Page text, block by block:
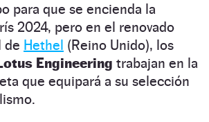
para que se encienda la
2024, pero en el renovado
de Hethel (Reino Unido), los
Engineering trabajan en la
que equipará a su selección